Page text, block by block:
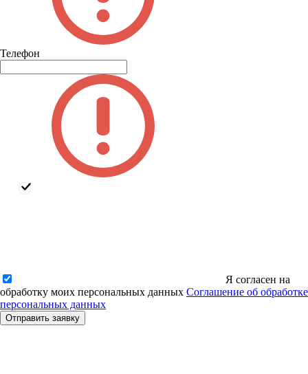
Телефон
Я согласен на
обработку моих персональных данных Соглашение об обработке
персональных данных